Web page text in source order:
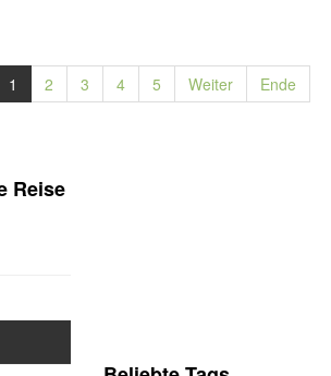
1 2 3 4 5 Weiter Ende
Reise